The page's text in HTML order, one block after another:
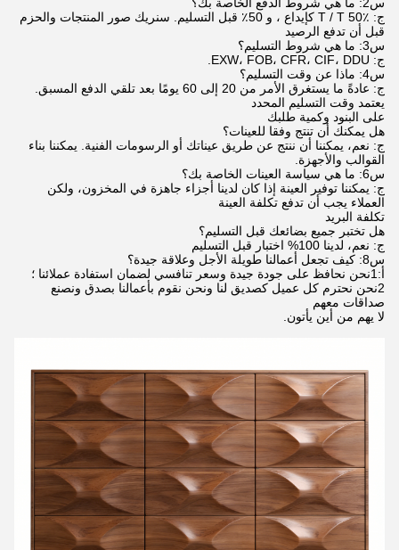
ج: T / T 50٪ كإيداع ، و 50٪ قبل التسليم. سنريك صور المنتجات والحزم
قبل أن تدفع الرصيد
س3: ما هي شروط التسليم؟
ج: EXW، FOB، CFR، CIF، DDU.
س4: ماذا عن وقت التسليم؟
ج: عادةً ما يستغرق الأمر من 20 إلى 60 يومًا بعد تلقي الدفع المسبق.
يعتمد وقت التسليم المحدد
على البنود وكمية طلبك
هل يمكنك أن تنتج وفقا للعينات؟
ج: نعم، يمكننا أن ننتج عن طريق عيناتك أو الرسومات الفنية. يمكننا بناء
القوالب والأجهزة.
س6: ما هي سياسة العينات الخاصة بك؟
ج: يمكننا توفير العينة إذا كان لدينا أجزاء جاهزة في المخزون، ولكن
العملاء يجب أن تدفع تكلفة العينة
تكلفة البريد
هل تختبر جميع بضائعك قبل التسليم؟
ج: نعم، لدينا 100% اختبار قبل التسليم
س8: كيف تجعل أعمالنا طويلة الأجل وعلاقة جيدة؟
أ:1نحن نحافظ على جودة جيدة وسعر تنافسي لضمان استفادة عملائنا ؛
2نحن نحترم كل عميل كصديق لنا ونحن نقوم بأعمالنا بصدق ونصنع
صداقات معهم
لا يهم من أين يأتون.